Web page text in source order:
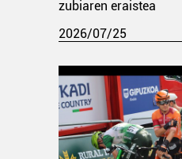
zubiaren eraistea
2026/07/25